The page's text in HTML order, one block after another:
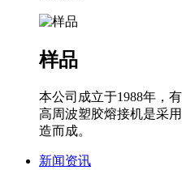
样品
本公司成立于1988年，
高周波塑胶熔接机是采
造而成。
新闻资讯